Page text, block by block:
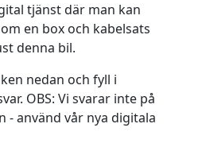
tjänst där man kan
en box och kabelsats
denna bil.
nedan och fyll i
OBS: Vi svarar inte på
- använd vår nya digitala